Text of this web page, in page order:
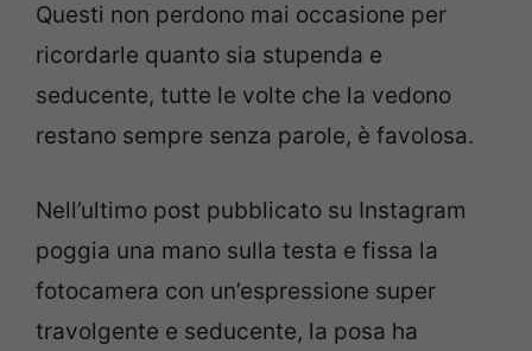
Questi non perdono mai occasione per
ricordarle quanto sia stupenda e
seducente, tutte le volte che la vedono
restano sempre senza parole, è favolosa.
Nell’ultimo post pubblicato su Instagram
poggia una mano sulla testa e fissa la
fotocamera con un’espressione super
travolgente e seducente, la posa ha